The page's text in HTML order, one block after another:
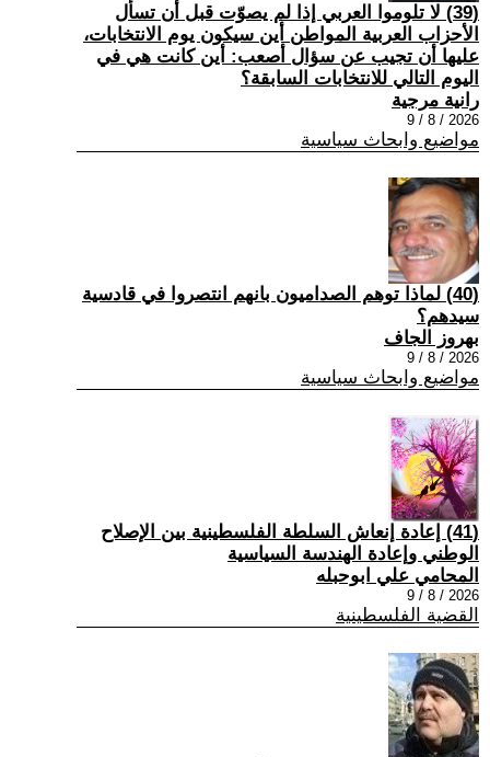
(39) لا تلوموا العربي إذا لم يصوّت قبل أن تسأل
الأحزاب العربية المواطن أين سيكون يوم الانتخابات،
عليها أن تجيب عن سؤال أصعب: أين كانت هي في
اليوم التالي للانتخابات السابقة؟
رانية مرجية
2026 / 8 / 9
مواضيع وابحاث سياسية
(40) ‏لماذا توهم الصداميون بانهم انتصروا في قادسية
سيدهم؟
بهروز الجاف
2026 / 8 / 9
مواضيع وابحاث سياسية
(41) إعادة إنعاش السلطة الفلسطينية بين الإصلاح
الوطني وإعادة الهندسة السياسية
المحامي علي ابوحبله
2026 / 8 / 9
القضية الفلسطينية